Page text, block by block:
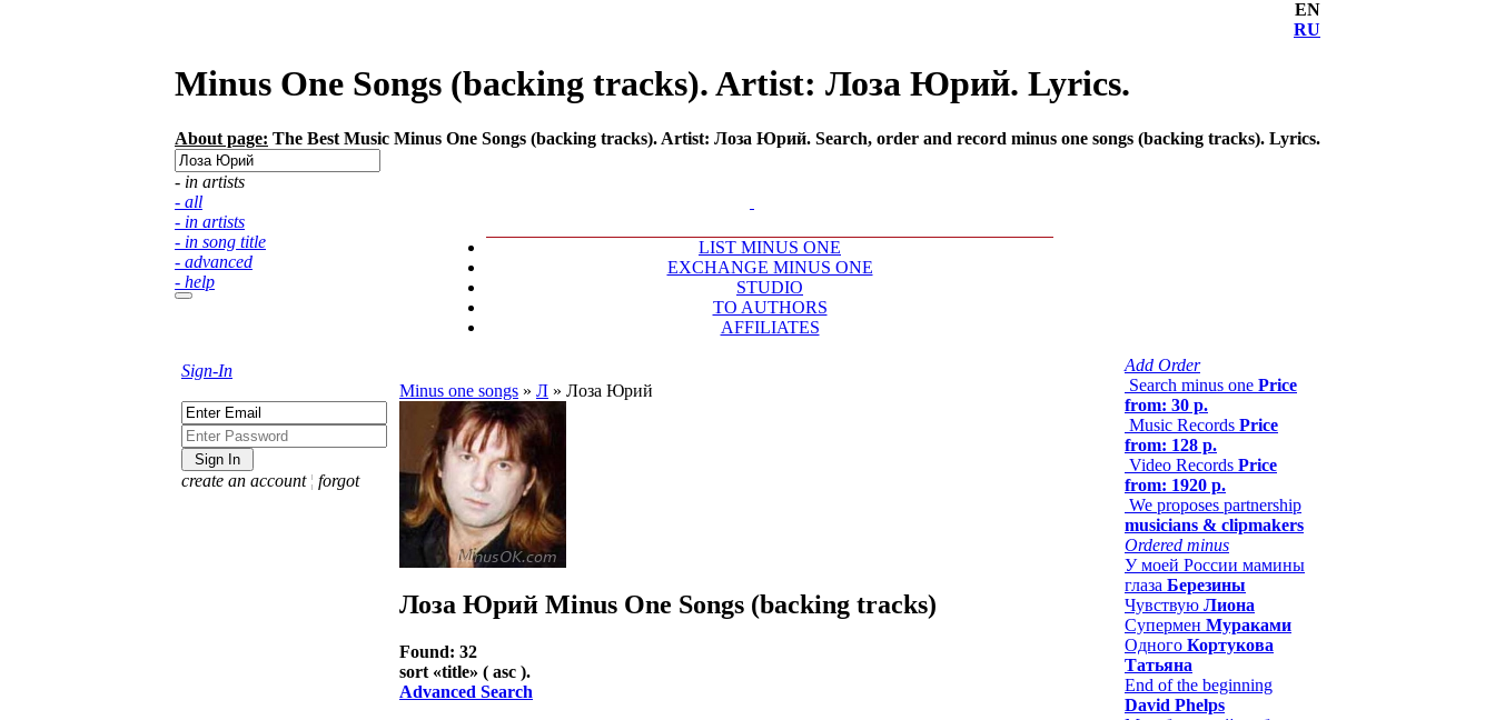
EN
RU
Minus One Songs (backing tracks). Artist: Лоза Юрий. Lyrics.
About page: The Best Music Minus One Songs (backing tracks). Artist: Лоза Юрий. Search, order and record minus one songs (backing tracks). Lyrics.
- in artists
- all
- in artists
- in song title
- advanced
- help
LIST MINUS ONE
EXCHANGE MINUS ONE
STUDIO
TO AUTHORS
AFFILIATES
Sign-In
create an account ¦ forgot
Minus one songs » Л » Лоза Юрий
Лоза Юрий Minus One Songs (backing tracks)
Found: 32
sort «title» ( asc ).
Advanced Search
Add Order
Search minus one Price
from: 30 р.
Music Records Price
from: 128 р.
Video Records Price
from: 1920 р.
We proposes partnership
musicians & clipmakers
Ordered minus
У моей России мамины
глаза Березины
Чувствую Лиона
Супермен Мураками
Одного Кортукова
Татьяна
End of the beginning
David Phelps